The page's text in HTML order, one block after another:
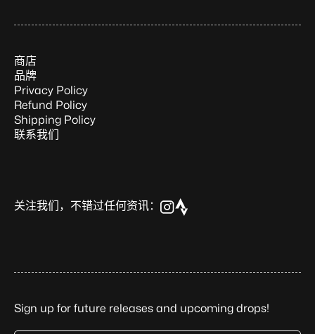
商店
品牌
Privacy Policy
Refund Policy
Shipping Policy
联系我们
关注我们，不错过任何资讯：
Sign up for future releases and upcoming drops!